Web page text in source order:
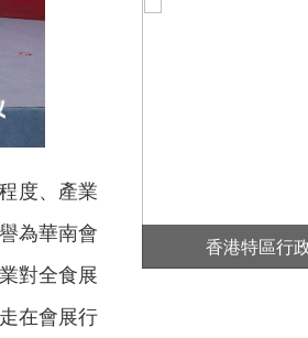
度、產業
為華南會
對全食展
在會展行
副總理會面